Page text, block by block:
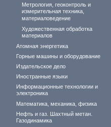
Метрология, геоконтроль и
измерительная техника,
материаловедение
Художественная обработка
материалов
Атомная энергетика
Горные машины и оборудование
Издательское дело
Иностранные языки
Информационные технологии и
электроника
Математика, механика, физика
Нефть и газ. Шахтный метан.
Газодинамика